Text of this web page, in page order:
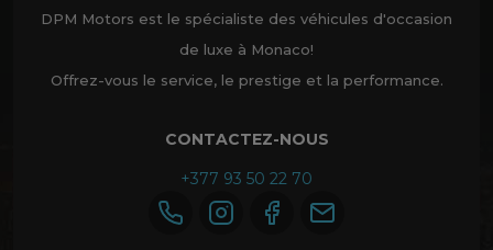
DPM Motors est le spécialiste des véhicules d'occasion
de luxe à Monaco!
Offrez-vous le service, le prestige et la performance.
CONTACTEZ-NOUS
+377 93 50 22 70